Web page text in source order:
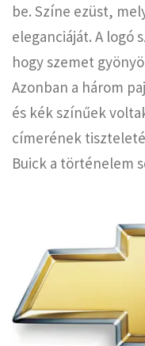
be. Színe ezüst,
eleganciáját. A logó
hogy szemet
Azonban a három
és kék színűek
címerének
Buick a történelem